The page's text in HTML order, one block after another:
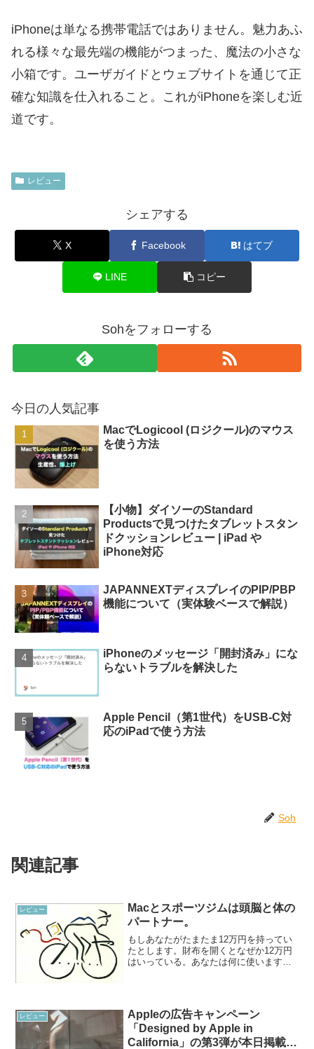
iPhoneは単なる携帯電話ではありません。魅力あふ
れる様々な最先端の機能がつまった、魔法の小さな
小箱です。ユーザガイドとウェブサイトを通じて正
確な知識を仕入れること。これがiPhoneを楽しむ近
道です。
レビュー
シェアする
X Facebook はてブ
LINE コピー
Sohをフォローする
今日の人気記事
MacでLogicool (ロジクール)のマウス
を使う方法
【小物】ダイソーのStandard
Productsで見つけたタブレットスタン
ドクッションレビュー | iPad や
iPhone対応
JAPANNEXTディスプレイのPIP/PBP
機能について（実体験ベースで解説）
iPhoneのメッセージ「開封済み」にな
らないトラブルを解決した
Apple Pencil（第1世代）をUSB-C対
応のiPadで使う方法
Soh
関連記事
レビュー
Macとスポーツジムは頭脳と体の
パートナー。
もしあなたがたまたま12万円を持ってい
たとします。財布を開くとなぜか12万円
はいっている。あなたは何に使います
ら・・・私だったら...
レビュー
Appleの広告キャンペーン
「Designed by Apple in
California」の第3弾が本日掲載さ